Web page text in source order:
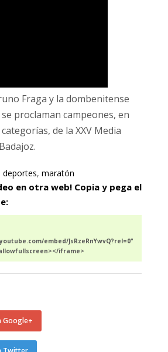
Fraga y la dombenitense
proclaman campeones, en
de la XXV Media
deportes, maratón
en otra web! Copia y pega el
embed/JsRzeRnYwvQ?rel=0"
iframe>
Google+